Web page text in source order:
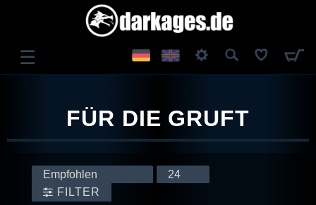
☰
REGISTRIEREN
FÜR DIE GRUFT
FILTER